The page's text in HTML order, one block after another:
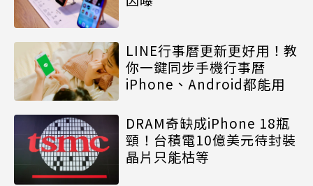
LINE行事曆更新更好用！教
你一鍵同步手機行事曆
iPhone、Android都能用
DRAM奇缺成iPhone 18瓶
頸！台積電10億美元待封裝
晶片只能枯等